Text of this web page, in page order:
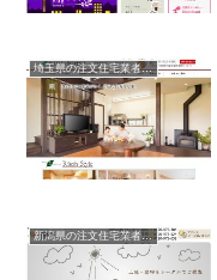
埼玉県の注文住宅業者の口コミと評判、体験談
新潟県の注文住宅業者の口コミと評判、体験談